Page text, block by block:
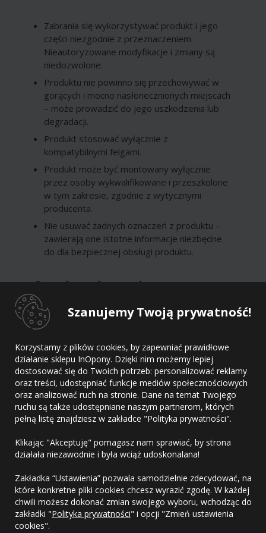
Szanujemy Twoją prywatność!
Korzystamy z plików cookies, by zapewniać prawidłowe
działanie sklepu InOpony. Dzięki nim możemy lepiej
dostosować się do Twoich potrzeb: personalizować reklamy
oraz treści, udostępniać funkcje mediów społecznościowych
oraz analizować ruch na stronie. Dane na temat Twojego
ruchu są także udostępniane naszym partnerom, których
pełną listę znajdziesz w zakładce "Polityka prywatności".
Klikając "Akceptuję" pomagasz nam sprawiać, by strona
działała niezawodnie i była wciąż udoskonalana!
Zakładka “Ustawienia” pozwala samodzielnie zdecydować, na
które konkretne pliki cookies chcesz wyrazić zgodę. W każdej
chwili możesz dokonać zmian swojego wyboru, wchodząc do
zakładki "Polityka prywatności" i opcji "Zmień ustawienia
cookies".
Zabrania się wykorzystywać produkt i jego
części niezgodnie z przeznaczeniem.
Nieautoryzowane modyfikacje i zmiany są
niedozwolone.
Produktu nie powinno się przechowywać w
gorących i mocno nasłonecznionych miejscach
– może prowadzić do jego uszkodzenia lub
degradacji.
Produkt stosować wyłącznie z
kompatybilnymi felgami.
Produkt może być montowany wyłącznie
przez osoby wykwalifikowane i przeszkolone
w tym zakresie, zgodnie z wytycznymi
producenta.
Nie usuwać żadnych oznaczeń z produktu –
zawierają one istotne informacje niezbędne
do dla bezpiecznej obsługi produktu.
Dane kontaktowe dostawcy
Dostawca
Adres
E-mail
Telefon
Regulamin
Polityka prywatności